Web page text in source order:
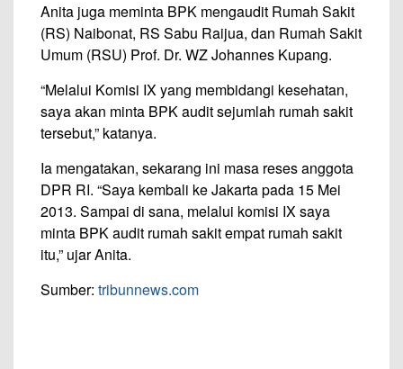
Anita juga meminta BPK mengaudit Rumah Sakit
(RS) Naibonat, RS Sabu Raijua, dan Rumah Sakit
Umum (RSU) Prof. Dr. WZ Johannes Kupang.
“Melalui Komisi IX yang membidangi kesehatan,
saya akan minta BPK audit sejumlah rumah sakit
tersebut,” katanya.
Ia mengatakan, sekarang ini masa reses anggota
DPR RI. “Saya kembali ke Jakarta pada 15 Mei
2013. Sampai di sana, melalui komisi IX saya
minta BPK audit rumah sakit empat rumah sakit
itu,” ujar Anita.
Sumber: tribunnews.com